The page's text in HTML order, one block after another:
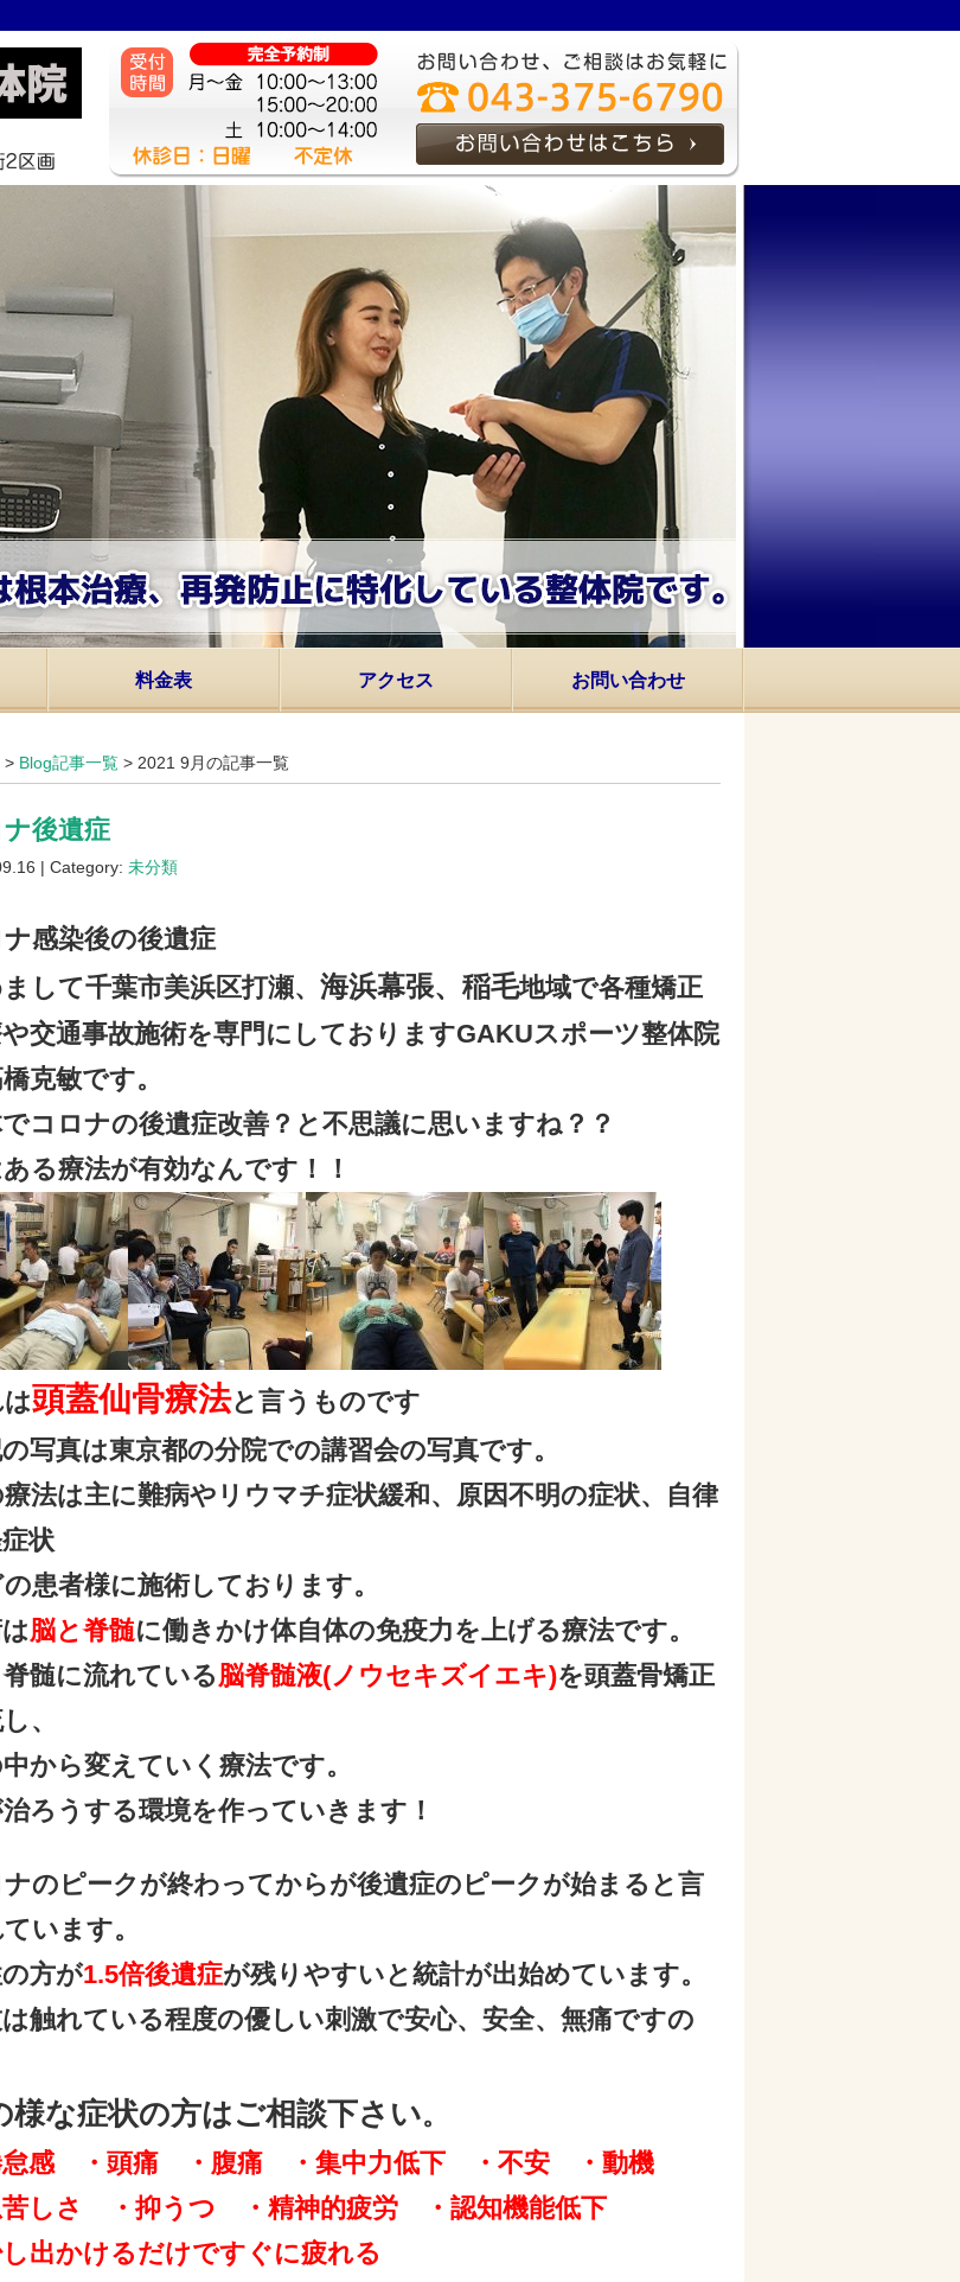
料金表 アクセス お問い合わせ
> Blog記事一覧 > 2021 9月の記事一覧
後遺症
| Category: 未分類
ナ感染後の後遺症
して千葉市美浜区打瀬、 海浜幕張、稲毛地域で各種矯正
交通事故施術を専門にしておりますGAKUスポーツ整体院
克敏です。
コロナの後遺症改善？と不思議に思いますね？？
る療法が有効なんです！！
頭蓋仙骨療法と言うものです
写真は東京都の分院での講習会の写真です。
法は主に難病やリウマチ症状緩和、原因不明の症状、自律
状
患者様に施術しております。
脳と脊髄に働きかけ体自体の免疫力を上げる療法です。
髄に流れている脳脊髄液(ノウセキズイエキ)を頭蓋骨矯正
、
から変えていく療法です。
ろうする環境を作っていきます！
ナのピークが終わってからが後遺症のピークが始まると言
います。
方が1.5倍後遺症が残りやすいと統計が出始めています。
触れている程度の優しい刺激で安心、安全、無痛ですの
様な症状の方はご相談下さい。
怠感 ・頭痛 ・腹痛 ・集中力低下 ・不安 ・動機
苦しさ ・抑うつ ・精神的疲労 ・認知機能低下
し出かけるだけですぐに疲れる